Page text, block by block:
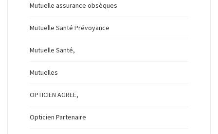
Mutuelle assurance obsèques
Mutuelle Santé Prévoyance
Mutuelle Santé,
Mutuelles
OPTICIEN AGREE,
Opticien Partenaire